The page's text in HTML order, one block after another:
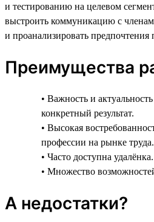
и тестированию на целевом
выстроить коммуникацию с
и проанализировать предпочтения
Преимущества
• Важность и
конкретный результат.
• Высокая
профессии на рынке труда.
• Часто доступна удалёнка.
• Множество
А недостатки?